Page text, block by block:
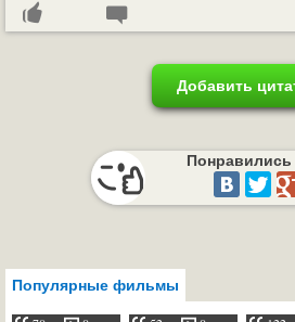
Добавить
Популярные фильмы